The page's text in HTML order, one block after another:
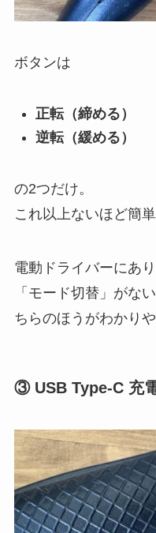
ボタンは
正転（締める）
逆転（緩める）
の2つだけ。
これ以上ないほど簡単
電動ドライバーにあ
「モード切替」がな
ちらのほうがわかりや
③ USB Type-C 充